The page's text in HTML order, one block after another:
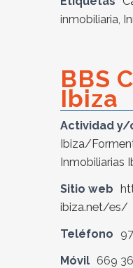
inmobiliaria,
BBS
Ibiza
Actividad y/
Ibiza/
Inmobiliarias
Sitio web
ibiza.net/es/
Teléfono
Móvil 669